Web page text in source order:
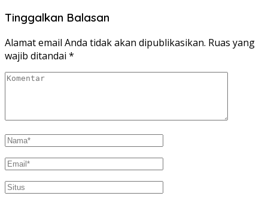
Tinggalkan Balasan
Alamat email Anda tidak akan dipublikasikan. Ruas yang
wajib ditandai *